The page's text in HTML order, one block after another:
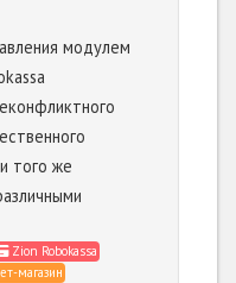
модулем
того же
Zion Robokassa
магазин